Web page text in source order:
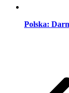
Polska: